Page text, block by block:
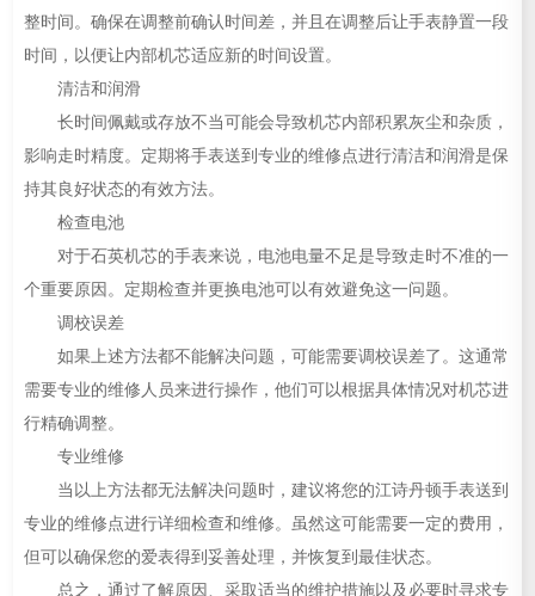
整时间。确保在调整前确认时间差，并且在调整后让手表静置一段
时间，以便让内部机芯适应新的时间设置。
清洁和润滑
长时间佩戴或存放不当可能会导致机芯内部积累灰尘和杂质，
影响走时精度。定期将手表送到专业的维修点进行清洁和润滑是保
持其良好状态的有效方法。
检查电池
对于石英机芯的手表来说，电池电量不足是导致走时不准的一
个重要原因。定期检查并更换电池可以有效避免这一问题。
调校误差
如果上述方法都不能解决问题，可能需要调校误差了。这通常
需要专业的维修人员来进行操作，他们可以根据具体情况对机芯进
行精确调整。
专业维修
当以上方法都无法解决问题时，建议将您的江诗丹顿手表送到
专业的维修点进行详细检查和维修。虽然这可能需要一定的费用，
但可以确保您的爱表得到妥善处理，并恢复到最佳状态。
总之，通过了解原因、采取适当的维护措施以及必要时寻求专